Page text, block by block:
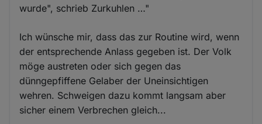
wurde", schrieb Zurkuhlen …"
Ich wünsche mir, dass das zur Routine wird, wenn
der entsprechende Anlass gegeben ist. Der Volk
möge austreten oder sich gegen das
dünngepfiffene Gelaber der Uneinsichtigen
wehren. Schweigen dazu kommt langsam aber
sicher einem Verbrechen gleich...